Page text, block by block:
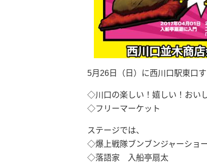
5月26日（日）に西川口駅東口
◇川口の楽しい！嬉しい！おい
◇フリーマーケット
ステージでは、
◇爆上戦隊ブンブンジャーショ
◇落語家 入船亭扇太